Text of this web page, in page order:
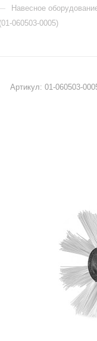
Навесное
060503-0005)
Артикул: 01-060503-